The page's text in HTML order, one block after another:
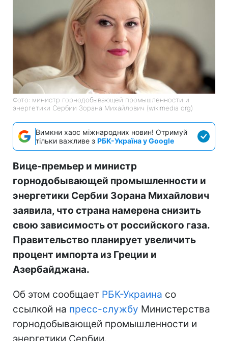
Фото: министр горнодобывающей промышленности и
энергетики Сербии Зорана Михайлович (wikimedia org)
Вимкни хаос міжнародних новин! Отримуй
тільки важливе з РБК-Україна у Google
Вице-премьер и министр
горнодобывающей промышленности и
энергетики Сербии Зорана Михайлович
заявила, что страна намерена снизить
свою зависимость от российского газа.
Правительство планирует увеличить
процент импорта из Греции и
Азербайджана.
Об этом сообщает РБК-Украина со
ссылкой на пресс-службу Министерства
горнодобывающей промышленности и
энергетики Сербии.